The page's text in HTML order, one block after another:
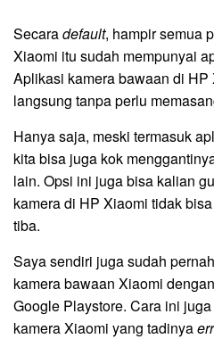
Secaradefault, hampir semua
Xiaomi itu sudah mempunyai
Aplikasi kamera bawaan di
langsung tanpa perlu
Hanya saja, meski termasuk
kita bisa juga kok
lain. Opsi ini juga bisa kalian
kamera di HP Xiaomi tidak
tiba.
Saya sendiri juga sudah
kamera bawaan Xiaomi
Google Playstore. Cara ini
kamera Xiaomi yang tadinya